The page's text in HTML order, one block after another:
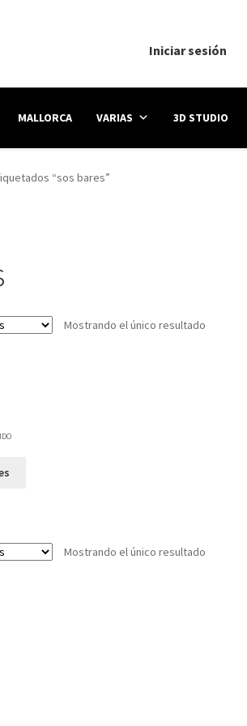
Iniciar sesión
MALLORCA VARIAS 3D STUDIO
“sos bares”
Mostrando el único resultado
Mostrando el único resultado